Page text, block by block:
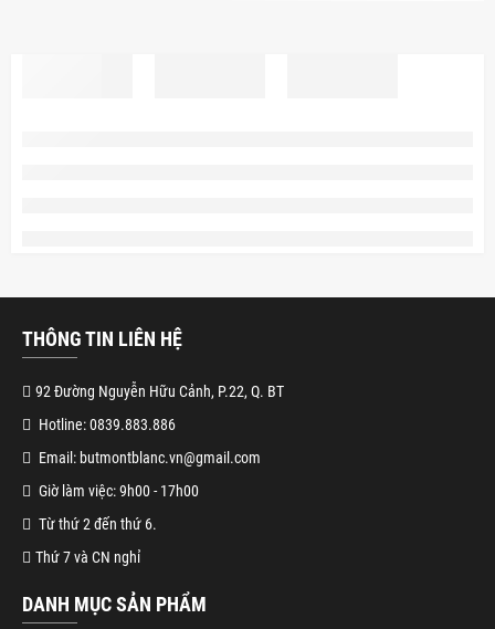
THÔNG TIN LIÊN HỆ
92 Đường Nguyễn Hữu Cảnh, P.22, Q. BT
Hotline: 0839.883.886
Email: butmontblanc.vn@gmail.com
Giờ làm việc: 9h00 - 17h00
Từ thứ 2 đến thứ 6.
Thứ 7 và CN nghỉ
DANH MỤC SẢN PHẨM